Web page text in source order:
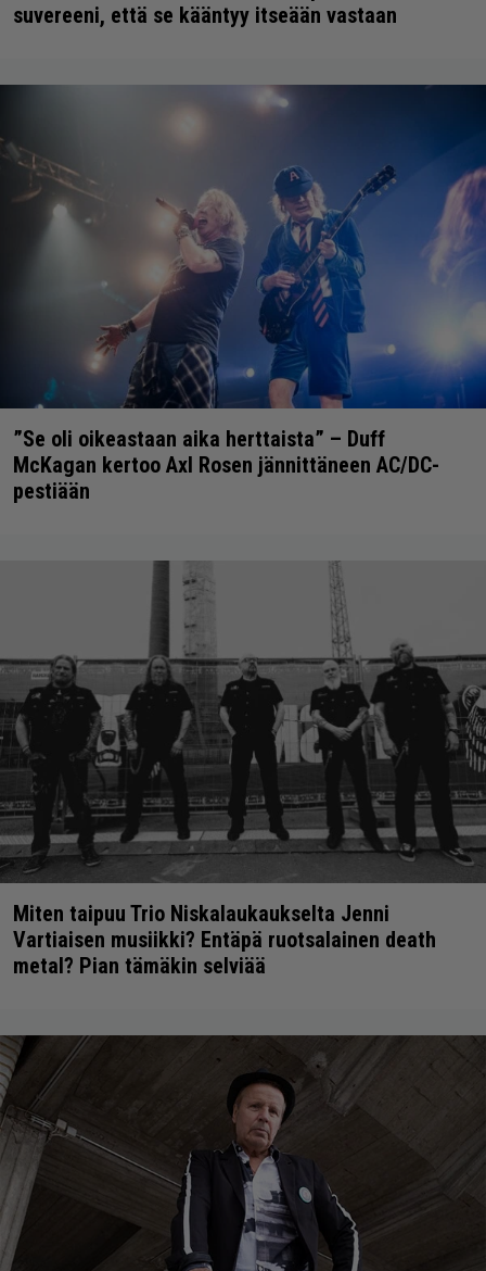
suvereeni, että se kääntyy itseään vastaan
”Se oli oikeastaan aika herttaista” – Duff
McKagan kertoo Axl Rosen jännittäneen AC/DC-
pestiään
Miten taipuu Trio Niskalaukaukselta Jenni
Vartiaisen musiikki? Entäpä ruotsalainen death
metal? Pian tämäkin selviää